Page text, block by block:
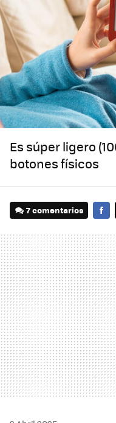
Es súper ligero
botones físicos
7 comentarios